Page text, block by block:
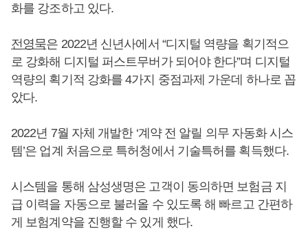
화를 강조하고 있다.
전영묵은 2022년 신년사에서 “디지털 역량을 획기적으
로 강화해 디지털 퍼스트무버가 되어야 한다”며 디지털
역량의 획기적 강화를 4가지 중점과제 가운데 하나로 꼽
았다.
2022년 7월 자체 개발한 ‘계약 전 알릴 의무 자동화 시스
템’은 업계 처음으로 특허청에서 기술특허를 획득했다.
시스템을 통해 삼성생명은 고객이 동의하면 보험금 지
급 이력을 자동으로 불러올 수 있도록 해 빠르고 간편하
게 보험계약을 진행할 수 있게 했다.